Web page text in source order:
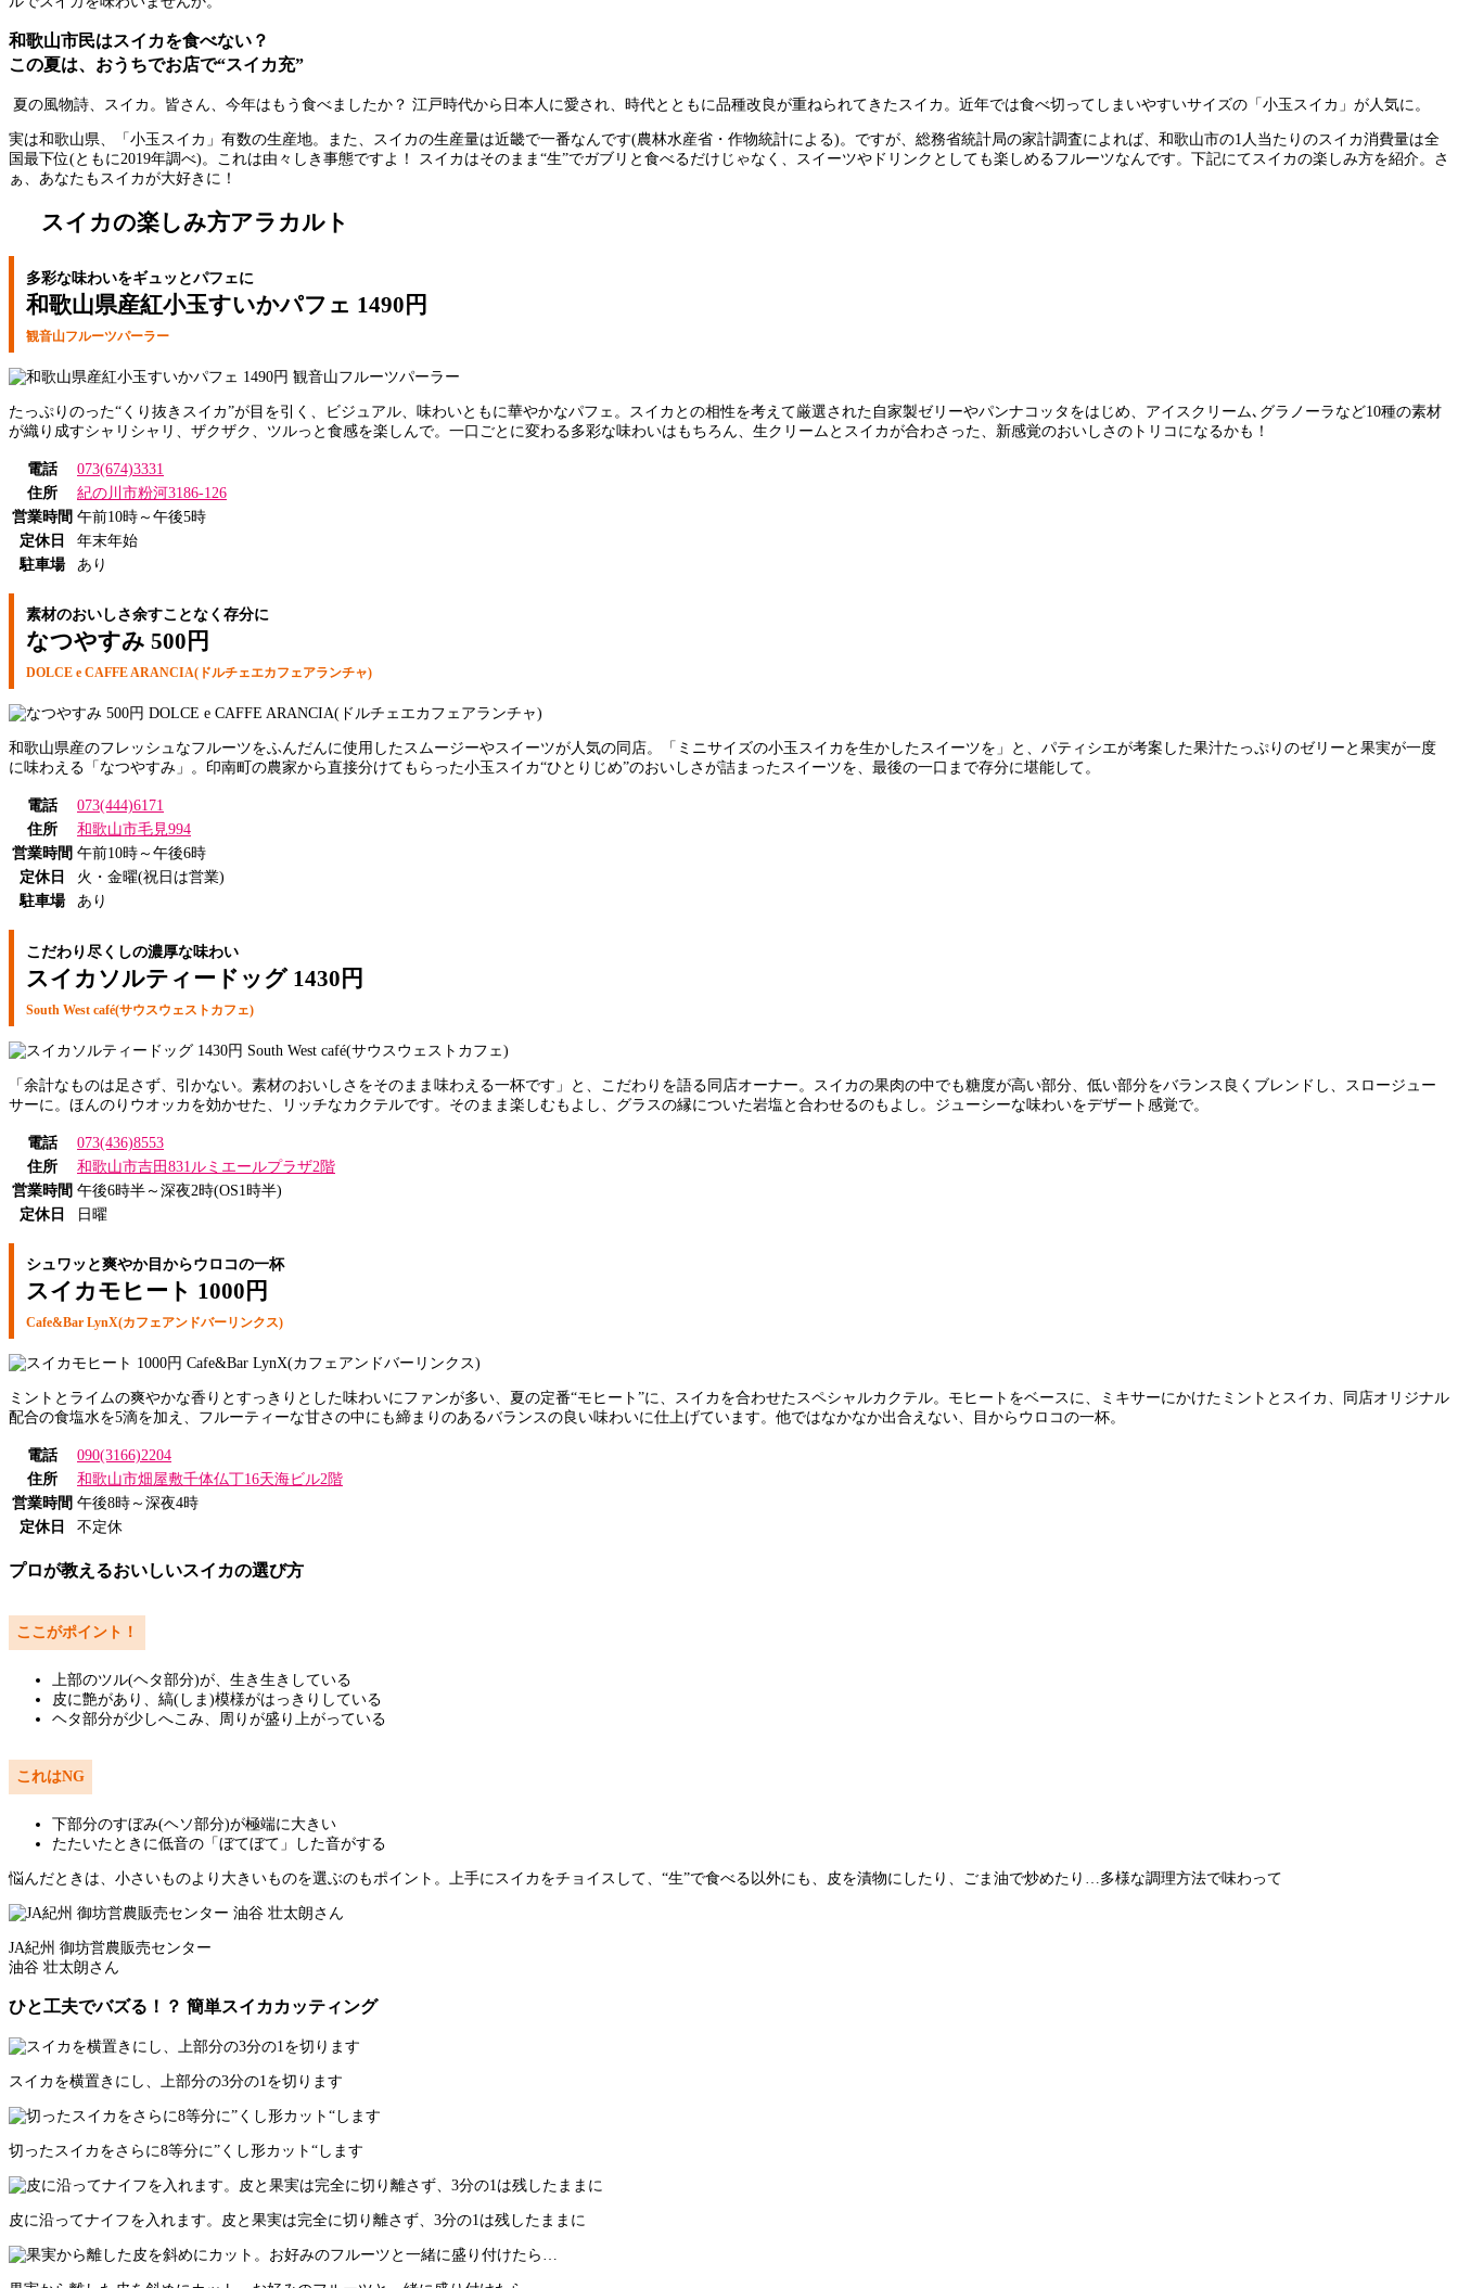
和歌山市民はスイカを食べない？
この夏は、おうちでお店で“スイカ充”
夏の風物詩、スイカ。皆さん、今年はもう食べましたか？ 江戸時代から日本人に愛され、時代とともに品種改良が重ねられてきたスイカ。近年では食べ切ってしまいやすいサイズの「小玉スイカ」が人気に。
実は和歌山県、「小玉スイカ」有数の生産地。また、スイカの生産量は近畿で一番なんです(農林水産省・作物統計による)。ですが、総務省統計局の家計調査によれば、和歌山市の1人当たりのスイカ消費量は全
国最下位(ともに2019年調べ)。これは由々しき事態ですよ！ スイカはそのまま“生”でガブリと食べるだけじゃなく、スイーツやドリンクとしても楽しめるフルーツなんです。下記にてスイカの楽しみ方を紹介。さ
ぁ、あなたもスイカが大好きに！
スイカの楽しみ方アラカルト
多彩な味わいをギュッとパフェに
和歌山県産紅小玉すいかパフェ 1490円
観音山フルーツパーラー
たっぷりのった“くり抜きスイカ”が目を引く、ビジュアル、味わいともに華やかなパフェ。スイカとの相性を考えて厳選された自家製ゼリーやパンナコッタをはじめ、アイスクリーム､グラノーラなど10種の素材
が織り成すシャリシャリ、ザクザク、ツルっと食感を楽しんで。一口ごとに変わる多彩な味わいはもちろん、生クリームとスイカが合わさった、新感覚のおいしさのトリコになるかも！
電話
073(674)3331
住所
紀の川市粉河3186-126
営業時間 午前10時～午後5時
定休日
年末年始
駐車場
あり
素材のおいしさ余すことなく存分に
なつやすみ 500円
DOLCE e CAFFE ARANCIA(ドルチェエカフェアランチャ)
和歌山県産のフレッシュなフルーツをふんだんに使用したスムージーやスイーツが人気の同店。「ミニサイズの小玉スイカを生かしたスイーツを」と、パティシエが考案した果汁たっぷりのゼリーと果実が一度
に味わえる「なつやすみ」。印南町の農家から直接分けてもらった小玉スイカ“ひとりじめ”のおいしさが詰まったスイーツを、最後の一口まで存分に堪能して。
電話
073(444)6171
住所
和歌山市毛見994
営業時間 午前10時～午後6時
定休日
火・金曜(祝日は営業)
駐車場
あり
こだわり尽くしの濃厚な味わい
スイカソルティードッグ 1430円
South West café(サウスウェストカフェ)
「余計なものは足さず、引かない。素材のおいしさをそのまま味わえる一杯です」と、こだわりを語る同店オーナー。スイカの果肉の中でも糖度が高い部分、低い部分をバランス良くブレンドし、スロージュー
サーに。ほんのりウオッカを効かせた、リッチなカクテルです。そのまま楽しむもよし、グラスの縁についた岩塩と合わせるのもよし。ジューシーな味わいをデザート感覚で。
電話
073(436)8553
住所
和歌山市吉田831ルミエールプラザ2階
営業時間 午後6時半～深夜2時(OS1時半)
定休日
日曜
シュワッと爽やか目からウロコの一杯
スイカモヒート 1000円
Cafe&Bar LynX(カフェアンドバーリンクス)
ミントとライムの爽やかな香りとすっきりとした味わいにファンが多い、夏の定番“モヒート”に、スイカを合わせたスペシャルカクテル。モヒートをベースに、ミキサーにかけたミントとスイカ、同店オリジナル
配合の食塩水を5滴を加え、フルーティーな甘さの中にも締まりのあるバランスの良い味わいに仕上げています。他ではなかなか出合えない、目からウロコの一杯。
電話
090(3166)2204
住所
和歌山市畑屋敷千体仏丁16天海ビル2階
営業時間 午後8時～深夜4時
定休日
不定休
プロが教えるおいしいスイカの選び方
ここがポイント！
上部のツル(ヘタ部分)が、生き生きしている
皮に艶があり、縞(しま)模様がはっきりしている
ヘタ部分が少しへこみ、周りが盛り上がっている
これはNG
下部分のすぼみ(ヘソ部分)が極端に大きい
たたいたときに低音の「ぼてぼて」した音がする
悩んだときは、小さいものより大きいものを選ぶのもポイント。上手にスイカをチョイスして、“生”で食べる以外にも、皮を漬物にしたり、ごま油で炒めたり…多様な調理方法で味わって
JA紀州 御坊営農販売センター
油谷 壮太朗さん
ひと工夫でバズる！？ 簡単スイカカッティング
スイカを横置きにし、上部分の3分の1を切ります
切ったスイカをさらに8等分に”くし形カット“します
皮に沿ってナイフを入れます。皮と果実は完全に切り離さず、3分の1は残したままに